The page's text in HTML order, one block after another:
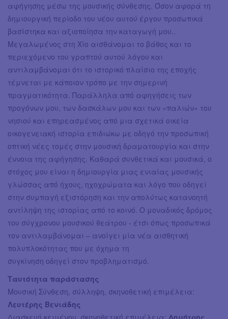
αφήγησης μέσω της μουσικής σύνθεσης. Όσον αφορά τη
δημιουργική περίοδο του νέου αυτού έργου προσωπικά
βασίστηκα και αξιοποίησα την καταγωγή μου..
Μεγαλωμένος στη Χίο αισθάνομαι το βάθος και το
περιεχόμενο του γραπτού αυτού λόγου και
αντιλαμβάνομαι ότι το ιστορικό πλαίσιο της εποχής
τέμνεται με κάποιον τρόπο με την σημερινή
πραγματικότητα. Παράλληλα από αφηγήσεις των
προγόνων μου, των δασκάλων μου και των «παλιών» του
νησιού και επηρεασμένος από μια σχετικά οικεία
οικογενειακή ιστορία επιδιώκω με οδηγό την προσωπική
οπτική νέες τομές στην μουσική δραματουργία και στην
έννοια της αφήγησης. Καθαρά συνθετικά και μουσικά, ο
στόχος μου είναι η δημιουργία μιας ενιαίας μουσικής
γλώσσας από ήχους, ηχοχρώματα και λόγο που οδηγεί
στην συμπαγή εξιστόρηση και την απολύτως κατανοητή
αντίληψη της ιστορίας από το κοινό. Ο μοναδικός δρόμος
του σύγχρονου μουσικού θεάτρου - έτσι όπως προσωπικά
τον αντιλαμβάνομαι – ανοίγει μία νέα αισθητική
πολυπλοκότητας που με όχημα τη
συγκίνηση οδηγεί στον προβληματισμό.
Ταυτότητα παράστασης
Μουσική Σύνθεση, σύλληψη, σκηνοθετική επιμέλεια:
Λευτέρης Βενιάδης